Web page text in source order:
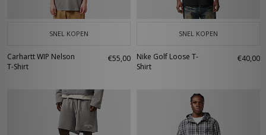
SNEL KOPEN
Carhartt WIP Nelson
T-Shirt
€55,00
SNEL KOPEN
Nike Golf Loose T-
Shirt
€40,00